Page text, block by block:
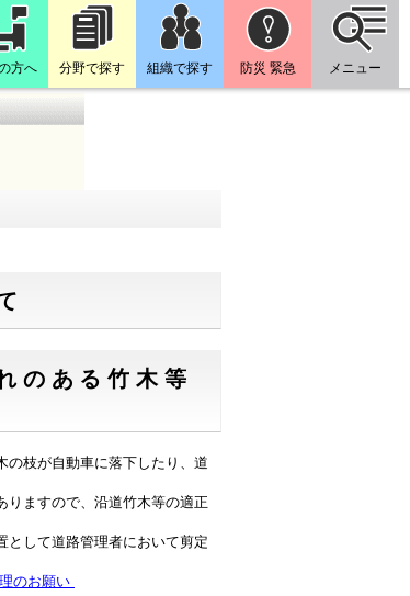
方へ 分野で探す 組織で探す 防災 緊急 メニュー
のある竹木等
枝が自動車に落下したり、道
ますので、沿道竹木等の適正
して道路管理者において剪定
のお願い